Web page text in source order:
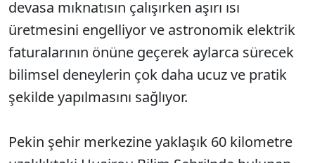
devasa mıknatısın çalışırken aşırı ısı
üretmesini engelliyor ve astronomik elektrik
faturalarının önüne geçerek aylarca sürecek
bilimsel deneylerin çok daha ucuz ve pratik
şekilde yapılmasını sağlıyor.
Pekin şehir merkezine yaklaşık 60 kilometre